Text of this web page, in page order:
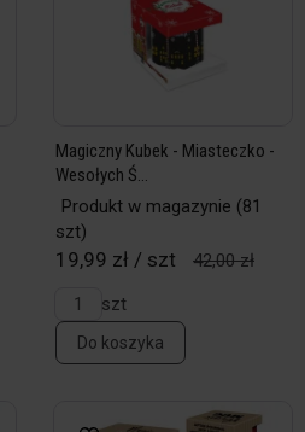
Magiczny Kubek - Miasteczko -
Wesołych Ś...
Produkt w magazynie (81
szt)
19,99 zł / szt
42,00 zł
szt
Do koszyka